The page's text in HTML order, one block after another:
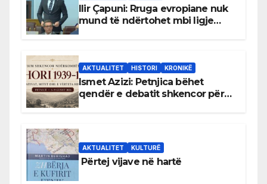
Ilir Çapuni: Rruga evropiane nuk
mund të ndërtohet mbi ligje
AKTUALITET HISTORI KRONIKË
Ismet Azizi: Petnjica bëhet
qendër e debatit shkencor për
AKTUALITET KULTURË
Përtej vijave në hartë